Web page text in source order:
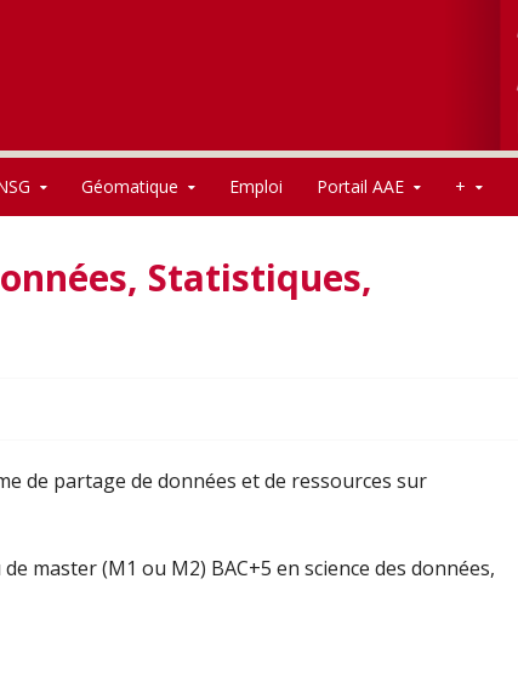
Géomatique Emploi Portail AAE +
Statistiques,
de partage de données et de ressources sur
master (M1 ou M2) BAC+5 en science des données,